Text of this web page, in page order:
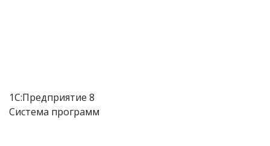
1С:Предприятие 8
Система программ